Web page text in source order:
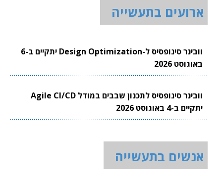
ארועים בתעשייה
וובינר סינופסיס ל-Design Optimization יתקיים ב-6
באוגוסט 2026
וובינר סינופסיס לתכנון שבבים במודל Agile CI/CD
יתקיים ב-4 באוגוסט 2026
אנשים בתעשייה